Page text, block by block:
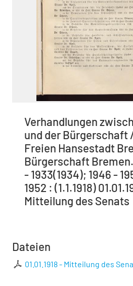
Verhandlungen
und der Bürgerschaft
Freien Hansestadt
Bürgerschaft
- 1933(1934); 1946 -
1952 : (1.1.1918)
Mitteilung des Senats
Dateien
01.01.1918 - Mitteilung des